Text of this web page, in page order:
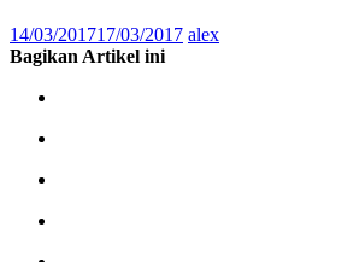
14/03/201717/03/2017 alex
Bagikan Artikel ini